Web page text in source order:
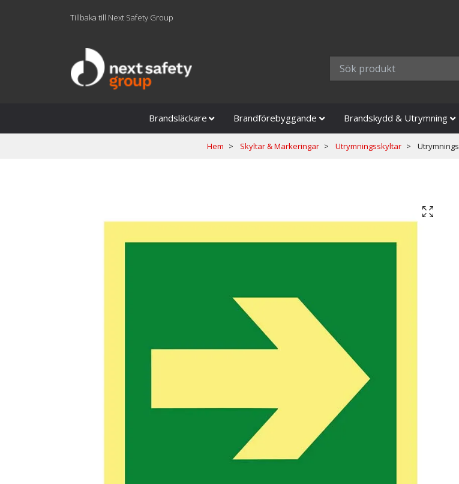
Tillbaka till Next Safety Group
Brandsläckare Brandförebyggande Brandskydd & Utrymning
Hem Skyltar & Markeringar Utrymningsskyltar